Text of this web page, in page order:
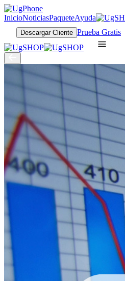
InicioNoticiasPaqueteAyuda
Descargar Cliente Prueba Gratis